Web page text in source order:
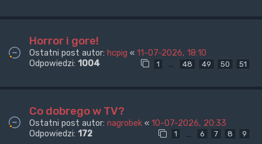
Horror i gore!
Ostatni post autor: hcpig « 11-07-2026, 18:10
Odpowiedzi: 1004 1 … 48 49 50 51
Co dobrego w TV?
Ostatni post autor: nagrobek « 10-07-2026, 20:33
Odpowiedzi: 172 1 … 6 7 8 9